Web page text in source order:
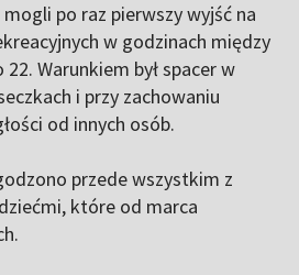
po raz pierwszy wyjść na
w godzinach między
Warunkiem był spacer w
i przy zachowaniu
od innych osób.
przede wszystkim z
które od marca